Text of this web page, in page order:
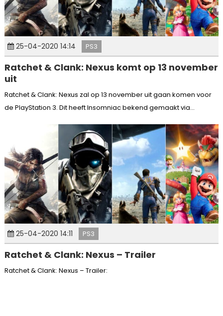
25-04-2020 14:14 PS3
Ratchet & Clank: Nexus komt op 13 november
uit
Ratchet & Clank: Nexus zal op 13 november uit gaan komen voor
de PlayStation 3. Dit heeft Insomniac bekend gemaakt via...
25-04-2020 14:11 PS3
Ratchet & Clank: Nexus – Trailer
Ratchet & Clank: Nexus – Trailer: